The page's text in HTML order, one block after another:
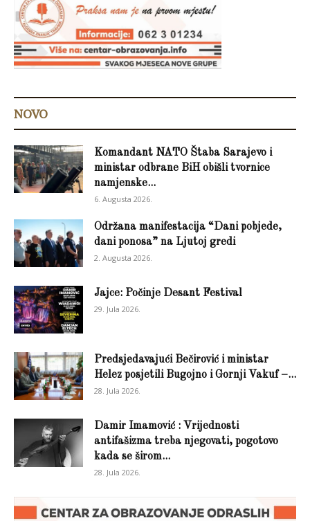
NOVO
Komandant NATO Štaba Sarajevo i
ministar odbrane BiH obišli tvornice
namjenske...
6. Augusta 2026.
Održana manifestacija “Dani pobjede,
dani ponosa” na Ljutoj gredi
2. Augusta 2026.
Jajce: Počinje Desant Festival
29. Jula 2026.
Predsjedavajući Bečirović i ministar
Helez posjetili Bugojno i Gornji Vakuf –...
28. Jula 2026.
Damir Imamović : Vrijednosti
antifašizma treba njegovati, pogotovo
kada se širom...
28. Jula 2026.